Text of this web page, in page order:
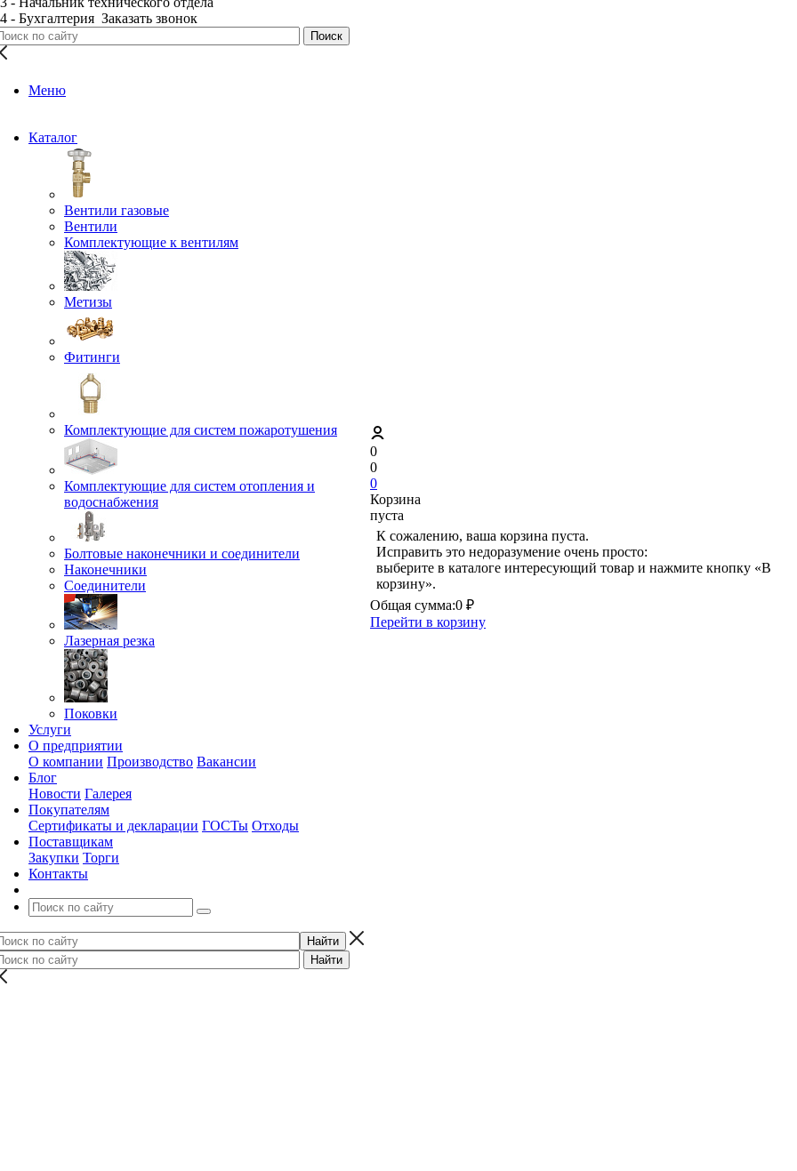
- Бухгалтерия Заказать звонок
Меню
Каталог
Вентили газовые
Вентили
Комплектующие к вентилям
Метизы
Фитинги
Комплектующие для систем пожаротушения
Комплектующие для систем отопления и
водоснабжения
Болтовые наконечники и соединители
Наконечники
Соединители
Лазерная резка
Поковки
Услуги
О предприятии
О компании Производство Вакансии
Блог
Новости Галерея
Покупателям
Сертификаты и декларации ГОСТы Отходы
Поставщикам
Закупки Торги
Контакты
0
0
0
Корзина
пуста
К сожалению, ваша корзина пуста.
Исправить это недоразумение очень просто:
выберите в каталоге интересующий товар и нажмите кнопку «В
корзину».
Общая сумма:0 ₽
Перейти в корзину